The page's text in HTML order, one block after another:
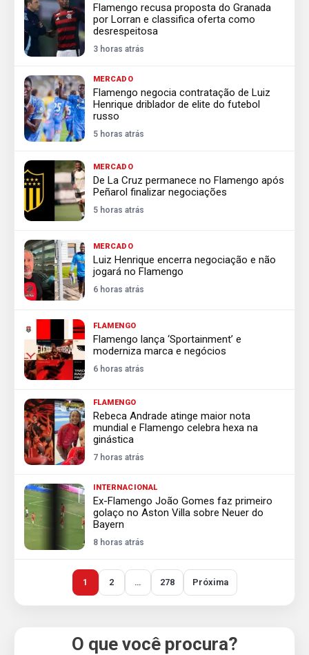
Flamengo recusa proposta do Granada
por Lorran e classifica oferta como
desrespeitosa
3 horas atrás
MERCADO
Flamengo negocia contratação de Luiz
Henrique driblador de elite do futebol
russo
5 horas atrás
MERCADO
De La Cruz permanece no Flamengo após
Peñarol finalizar negociações
5 horas atrás
MERCADO
Luiz Henrique encerra negociação e não
jogará no Flamengo
6 horas atrás
FLAMENGO
Flamengo lança ‘Sportainment’ e
moderniza marca e negócios
6 horas atrás
FLAMENGO
Rebeca Andrade atinge maior nota
mundial e Flamengo celebra hexa na
ginástica
7 horas atrás
INTERNACIONAL
Ex-Flamengo João Gomes faz primeiro
golaço no Aston Villa sobre Neuer do
Bayern
8 horas atrás
1 2 … 278 Próxima
O que você procura?